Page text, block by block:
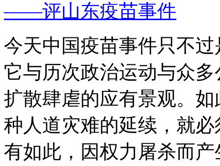
——评山东疫苗事件
今天中国疫苗事件只不
它与历次政治运动与众
扩散肆虐的应有景观。
种人道灾难的延续，就
有如此，因权力屠杀而